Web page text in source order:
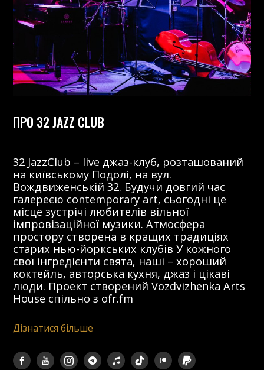
ПРО 32 JAZZ CLUB
32 JazzClub – live джаз-клуб, розташований
на київському Подолі, на вул.
Вождвиженській 32. Будучи довгий час
галереєю contemporary art, сьогодні це
місце зустрічі любителів вільної
імпровізаційної музики. Атмосфера
простору створена в кращих традиціях
старих нью-йоркських клубів У кожного
свої інгредієнти свята, наші – хороший
коктейль, авторська кухня, джаз і цікаві
люди. Проект створений Vozdvizhenka Arts
House спільно з ofr.fm
Дізнатися більше